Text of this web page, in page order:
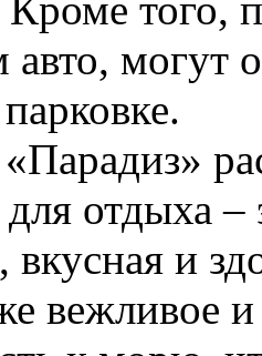
Кроме того,
авто, могут
отдыха
вкусная и
вежливое